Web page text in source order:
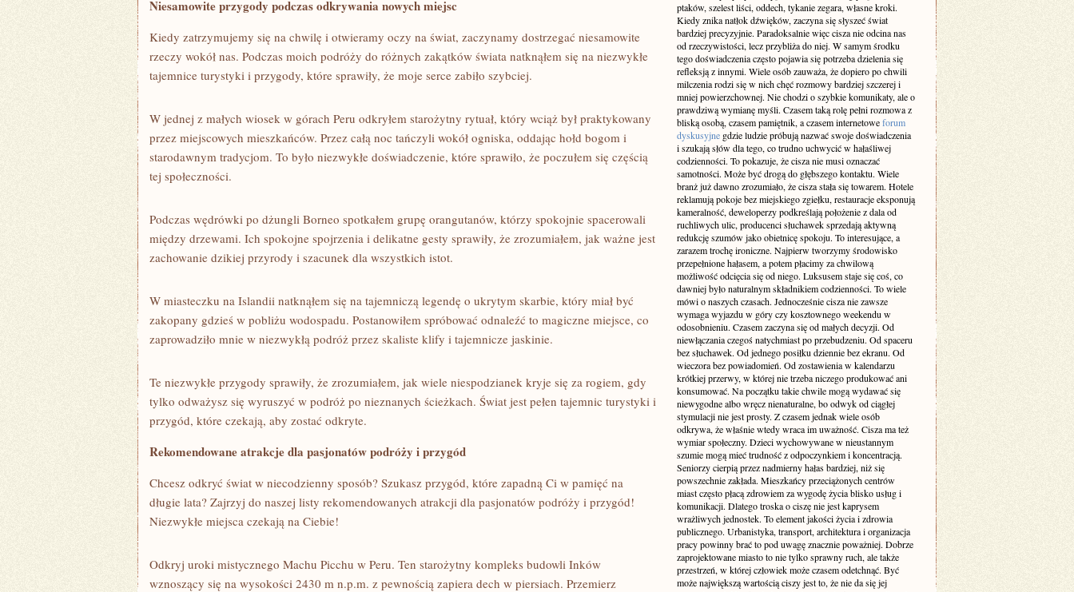
Niesamowite przygody ⁢podczas ‍odkrywania nowych miejsc
Kiedy zatrzymujemy się⁣ na ​chwilę i⁤ otwieramy ⁤oczy na​ świat, zaczynamy ​dostrzegać niesamowite
rzeczy wokół nas.⁢ Podczas moich podróży do różnych zakątków świata natknąłem się na niezwykłe
⁤tajemnice turystyki ‍i przygody, ⁣które​ sprawiły, że moje serce‌ zabiło szybciej.
W jednej ⁢z małych wiosek w górach Peru odkryłem starożytny rytuał, który wciąż był praktykowany
przez miejscowych mieszkańców. Przez całą noc tańczyli wokół ogniska, oddając hołd bogom ‍i
starodawnym tradycjom.‍ To było niezwykłe doświadczenie, które sprawiło, że poczułem się częścią
tej‌ społeczności.
Podczas wędrówki ⁣po⁤ dżungli Borneo spotkałem grupę orangutanów, którzy spokojnie spacerowali
między drzewami. Ich spokojne spojrzenia⁣ i delikatne gesty⁣ sprawiły, że ⁢zrozumiałem, jak ważne jest‌
zachowanie ⁣dzikiej​ przyrody ‍i szacunek dla​ wszystkich⁤ istot.
W miasteczku na Islandii ⁤natknąłem się na‍ tajemniczą ⁣legendę o ukrytym skarbie, który miał być
‍zakopany‍ gdzieś ​w pobliżu wodospadu. Postanowiłem spróbować odnaleźć to ⁣magiczne‍ miejsce, co
zaprowadziło mnie‌ w niezwykłą podróż przez skaliste⁣ klify​ i‌ tajemnicze jaskinie.
Te niezwykłe przygody sprawiły, że⁤ zrozumiałem,‍ jak wiele niespodzianek kryje się za ‍rogiem, gdy
tylko odważysz się wyruszyć w podróż po nieznanych⁢ ścieżkach. ⁤Świat jest ​pełen tajemnic turystyki i⁣
przygód, które czekają,‌ aby ‍zostać odkryte.
Rekomendowane ​atrakcje ⁤dla pasjonatów podróży i przygód
Chcesz odkryć świat w niecodzienny sposób? Szukasz przygód, które zapadną Ci‍ w pamięć na
długie lata? Zajrzyj​ do ⁣naszej⁤ listy ⁢rekomendowanych atrakcji dla pasjonatów podróży ‍i ‌przygód!
Niezwykłe miejsca ⁣czekają na Ciebie!
Odkryj uroki⁤ mistycznego ⁢Machu Picchu ‌w Peru. Ten starożytny ‍kompleks budowli Inków
⁣wznoszący się na​ wysokości 2430 ⁤m n.p.m. z⁤ pewnością zapiera ‌dech w piersiach. Przemierz⁢
ptaków, szelest liści, oddech, tykanie zegara, własne kroki.
Kiedy znika natłok dźwięków, zaczyna się słyszeć świat
bardziej precyzyjnie. Paradoksalnie więc cisza nie odcina nas
od rzeczywistości, lecz przybliża do niej. W samym środku
tego doświadczenia często pojawia się potrzeba dzielenia się
refleksją z innymi. Wiele osób zauważa, że dopiero po chwili
milczenia rodzi się w nich chęć rozmowy bardziej szczerej i
mniej powierzchownej. Nie chodzi o szybkie komunikaty, ale o
prawdziwą wymianę myśli. Czasem taką rolę pełni rozmowa z
bliską osobą, czasem pamiętnik, a czasem internetoweforum
dyskusyjne gdzie ludzie próbują nazwać swoje doświadczenia
i szukają słów dla tego, co trudno uchwycić w hałaśliwej
codzienności. To pokazuje, że cisza nie musi oznaczać
samotności. Może być drogą do głębszego kontaktu. Wiele
branż już dawno zrozumiało, że cisza stała się towarem. Hotele
reklamują pokoje bez miejskiego zgiełku, restauracje eksponują
kameralność, deweloperzy podkreślają położenie z dala od
ruchliwych ulic, producenci słuchawek sprzedają aktywną
redukcję szumów jako obietnicę spokoju. To interesujące, a
zarazem trochę ironiczne. Najpierw tworzymy środowisko
przepełnione hałasem, a potem płacimy za chwilową
możliwość odcięcia się od niego. Luksusem staje się coś, co
dawniej było naturalnym składnikiem codzienności. To wiele
mówi o naszych czasach. Jednocześnie cisza nie zawsze
wymaga wyjazdu w góry czy kosztownego weekendu w
odosobnieniu. Czasem zaczyna się od małych decyzji. Od
niewłączania czegoś natychmiast po przebudzeniu. Od spaceru
bez słuchawek. Od jednego posiłku dziennie bez ekranu. Od
wieczora bez powiadomień. Od zostawienia w kalendarzu
krótkiej przerwy, w której nie trzeba niczego produkować ani
konsumować. Na początku takie chwile mogą wydawać się
niewygodne albo wręcz nienaturalne, bo odwyk od ciągłej
stymulacji nie jest prosty. Z czasem jednak wiele osób
odkrywa, że właśnie wtedy wraca im uważność. Cisza ma też
wymiar społeczny. Dzieci wychowywane w nieustannym
szumie mogą mieć trudność z odpoczynkiem i koncentracją.
Seniorzy cierpią przez nadmierny hałas bardziej, niż się
powszechnie zakłada. Mieszkańcy przeciążonych centrów
miast często płacą zdrowiem za wygodę życia blisko usług i
komunikacji. Dlatego troska o ciszę nie jest kaprysem
wrażliwych jednostek. To element jakości życia i zdrowia
publicznego. Urbanistyka, transport, architektura i organizacja
pracy powinny brać to pod uwagę znacznie poważniej. Dobrze
zaprojektowane miasto to nie tylko sprawny ruch, ale także
przestrzeń, w której człowiek może czasem odetchnąć. Być
może największą wartością ciszy jest to, że nie da się jej